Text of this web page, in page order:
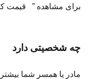
برای مشاهده ” قیمت
چه شخصیتی دارد
مادر یا همسر شما